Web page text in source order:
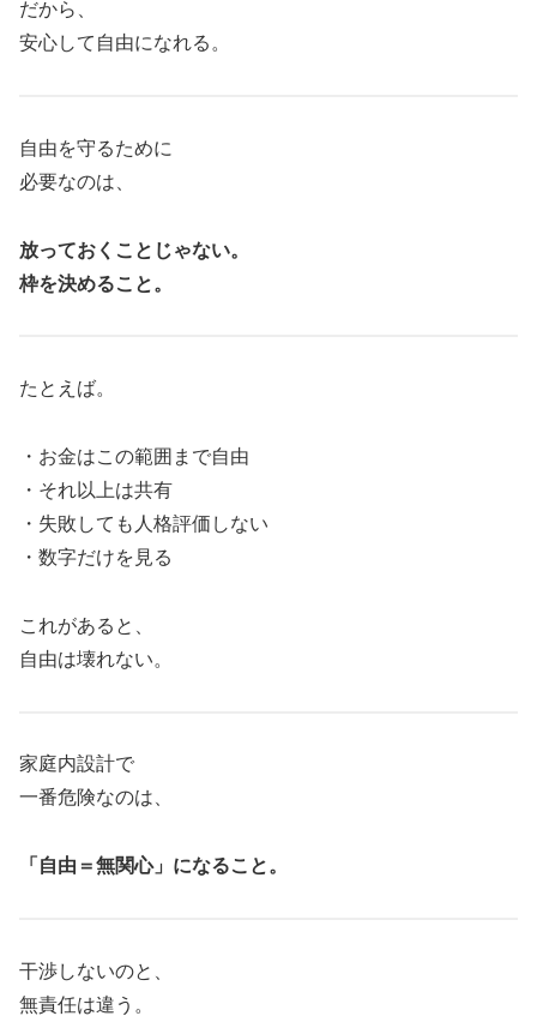
だから、
安心して自由になれる。
自由を守るために
必要なのは、
放っておくことじゃない。
枠を決めること。
たとえば。
・お金はこの範囲まで自由
・それ以上は共有
・失敗しても人格評価しない
・数字だけを見る
これがあると、
自由は壊れない。
家庭内設計で
一番危険なのは、
「自由＝無関心」になること。
干渉しないのと、
無責任は違う。